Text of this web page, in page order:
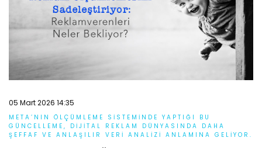
05 Mart 2026 14:35
META’NIN ÖLÇÜMLEME SISTEMINDE YAPTIĞI BU
GÜNCELLEME, DIJITAL REKLAM DÜNYASINDA DAHA
ŞEFFAF VE ANLAŞILIR VERI ANALIZI ANLAMINA GELIYOR.